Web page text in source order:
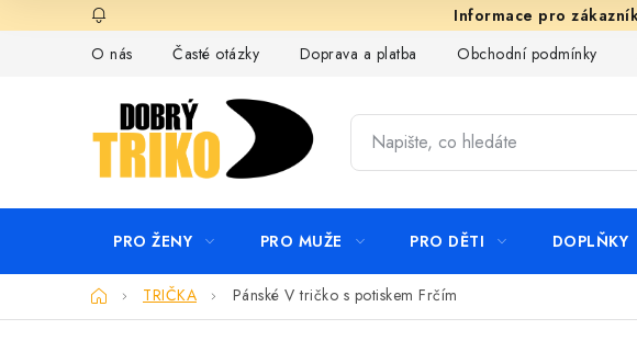
na
O nás
Časté otázky Doprava a platba Obchodní podmínky
PRO ŽENY PRO MUŽE PRO DĚTI DOPLŇKY
DomůTRIČKA Pánské V tričko s potiskem Frčím